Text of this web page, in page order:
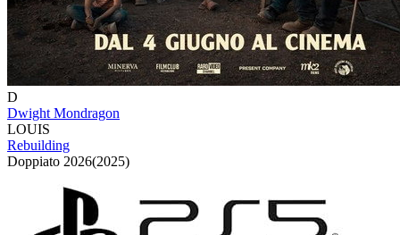
D
Dwight Mondragon
LOUIS
Rebuilding
Doppiato 2026(2025)